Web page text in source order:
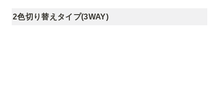
2色切り替えタイプ(3WAY)